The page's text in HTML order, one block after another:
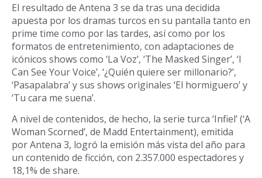
El resultado de Antena 3 se da tras una decidida
apuesta por los dramas turcos en su pantalla tanto en
prime time como por las tardes, así como por los
formatos de entretenimiento, con adaptaciones de
icónicos shows como ‘La Voz’, ‘The Masked Singer’, ‘I
Can See Your Voice’, ‘¿Quién quiere ser millonario?’,
‘Pasapalabra’ y sus shows originales ‘El hormiguero’ y
‘Tu cara me suena’.
A nivel de contenidos, de hecho, la serie turca ‘Infiel’ (‘A
Woman Scorned’, de Madd Entertainment), emitida
por Antena 3, logró la emisión más vista del año para
un contenido de ficción, con 2.357.000 espectadores y
18,1% de share.